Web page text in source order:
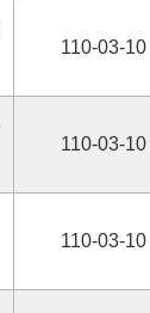
110-03-10
110-03-10
110-03-10